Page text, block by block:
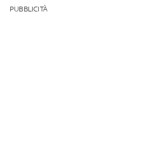
PUBBLICITÀ